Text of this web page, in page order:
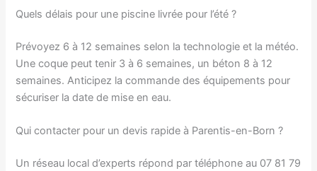
Quels délais pour une piscine livrée pour l’été ?
Prévoyez 6 à 12 semaines selon la technologie et la météo.
Une coque peut tenir 3 à 6 semaines, un béton 8 à 12
semaines. Anticipez la commande des équipements pour
sécuriser la date de mise en eau.
Qui contacter pour un devis rapide à Parentis-en-Born ?
Un réseau local d’experts répond par téléphone au 07 81 79